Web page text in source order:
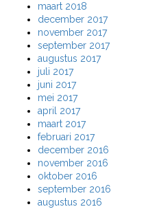
maart 2018
december 2017
november 2017
september 2017
augustus 2017
juli 2017
juni 2017
mei 2017
april 2017
maart 2017
februari 2017
december 2016
november 2016
oktober 2016
september 2016
augustus 2016